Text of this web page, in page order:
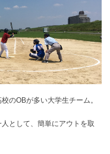
のOBが多い大学生チーム。
として、簡単にアウトを取